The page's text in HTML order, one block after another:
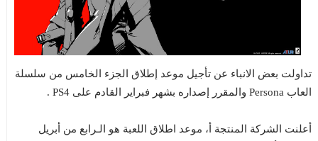
تداولت بعض الانباء عن تأجيل موعد إطلاق الجزء الخامس من سلسلة
العاب Persona والمقرر إصداره بشهر فبراير القادم على PS4 .
أعلنت الشركة المنتجة أ، موعد اطلاق اللعبة هو الـرابع من أبريل